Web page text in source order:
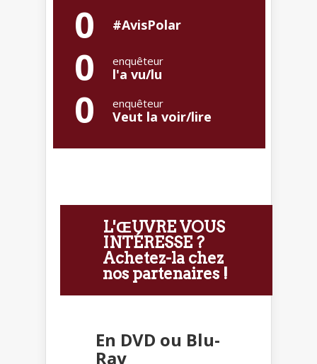
0 #AvisPolar
0 enquêteur
l'a vu/lu
0 enquêteur
Veut la voir/lire
L'ŒUVRE VOUS
INTÉRESSE ?
Achetez-la chez
nos partenaires !
En DVD ou Blu-
Ray